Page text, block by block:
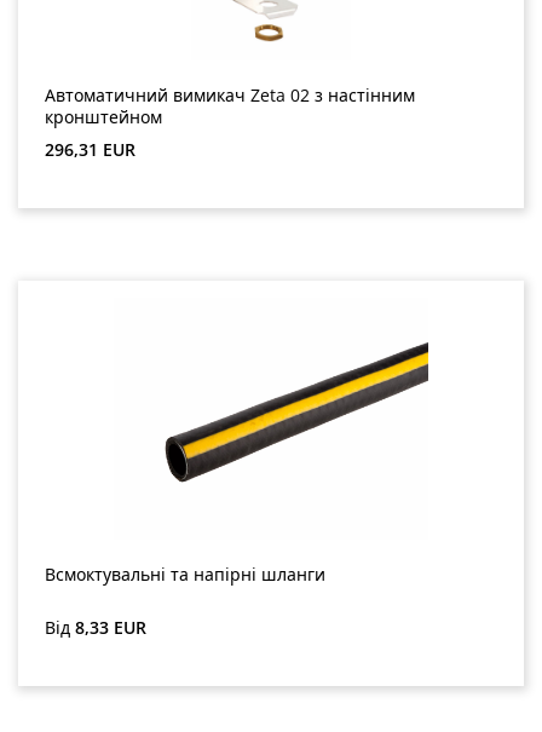
Автоматичний вимикач Zeta 02 з настінним
кронштейном
Звичайна ціна:
296,31 EUR
Всмоктувальні та напірні шланги
Звичайна ціна:
Від 8,33 EUR